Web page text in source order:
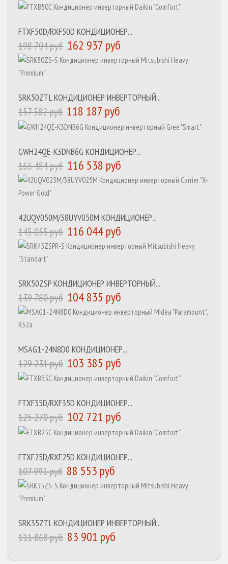
FTXF50D/RXF50D КОНДИЦИОНЕР...
198 704 руб 162 937 руб
SRK50ZTL КОНДИЦИОНЕР ИНВЕРТОРНЫЙ...
157 582 руб 118 187 руб
GWH24QE-K3DNB6G КОНДИЦИОНЕР...
166 484 руб 116 538 руб
42UQV050M/38UYV050M КОНДИЦИОНЕР...
145 055 руб 116 044 руб
SRK50ZSP КОНДИЦИОНЕР ИНВЕРТОРНЫЙ...
139 780 руб 104 835 руб
MSAG1-24N8D0 КОНДИЦИОНЕР...
129 231 руб 103 385 руб
FTXF35D/RXF35D КОНДИЦИОНЕР...
125 270 руб 102 721 руб
FTXF25D/RXF25D КОНДИЦИОНЕР...
107 991 руб 88 553 руб
SRK35ZTL КОНДИЦИОНЕР ИНВЕРТОРНЫЙ...
111 868 руб 83 901 руб